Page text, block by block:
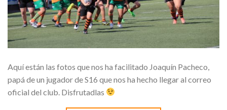
Aquí están las fotos que nos ha facilitado Joaquín Pacheco,
papá de un jugador de S16 que nos ha hecho llegar al correo
oficial del club. Disfrutadlas